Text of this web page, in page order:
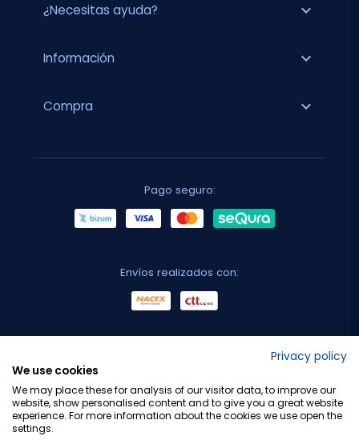
¿Necesitas ayuda? expand_more
Información expand_more
Compra expand_more
Pago seguro:
Envíos realizados con:
Privacy policy
We use cookies
We may place these for analysis of our visitor data, to improve our
website, show personalised content and to give you a great website
experience. For more information about the cookies we use open the
settings.